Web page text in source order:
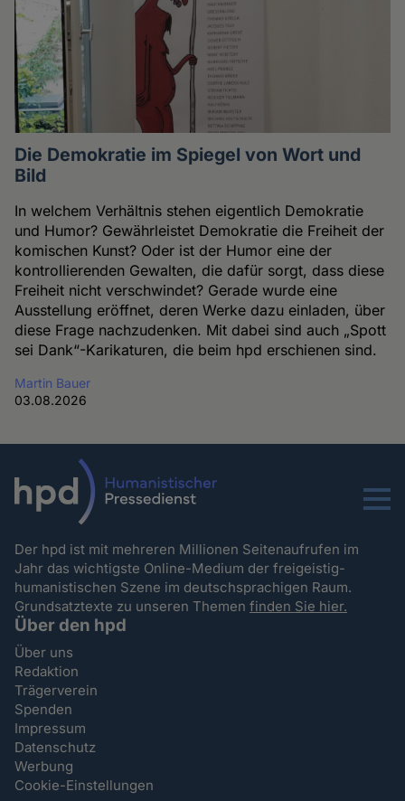
Die Demokratie im Spiegel von Wort und
Bild
In welchem Verhältnis stehen eigentlich Demokratie
und Humor? Gewährleistet Demokratie die Freiheit der
komischen Kunst? Oder ist der Humor eine der
kontrollierenden Gewalten, die dafür sorgt, dass diese
Freiheit nicht verschwindet? Gerade wurde eine
Ausstellung eröffnet, deren Werke dazu einladen, über
diese Frage nachzudenken. Mit dabei sind auch „Spott
sei Dank“-Karikaturen, die beim hpd erschienen sind.
Martin Bauer
03.08.2026
Menu
Der hpd ist mit mehreren Millionen Seitenaufrufen im
Jahr das wichtigste Online-Medium der freigeistig-
humanistischen Szene im deutschsprachigen Raum.
Grundsatztexte zu unseren Themenfinden Sie hier.
Über den hpd
Über uns
Redaktion
Trägerverein
Spenden
Impressum
Datenschutz
Werbung
Cookie-Einstellungen